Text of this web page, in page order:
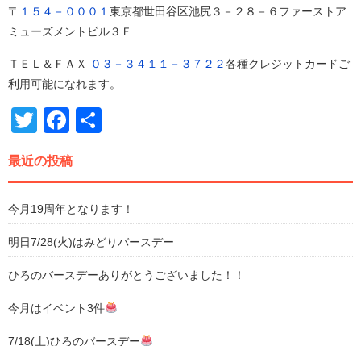
〒 １５４－０００１ 東京都世田谷区池尻３－２８－６ファーストア
ミューズメントビル３Ｆ
ＴＥＬ＆ＦＡＸ ０３－３４１１－３７２２各種クレジットカードご
利用可能になれます。
TwitterFacebook
最近の投稿
今月19周年となります！
明日7/28(火)はみどりバースデー
ひろのバースデーありがとうございました！！
今月はイベント3件
7/18(土)ひろのバースデー